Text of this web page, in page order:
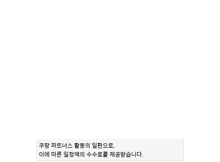
쿠팡 파트너스 활동의 일환으로,
이에 따른 일정액의 수수료를 제공받습니다.